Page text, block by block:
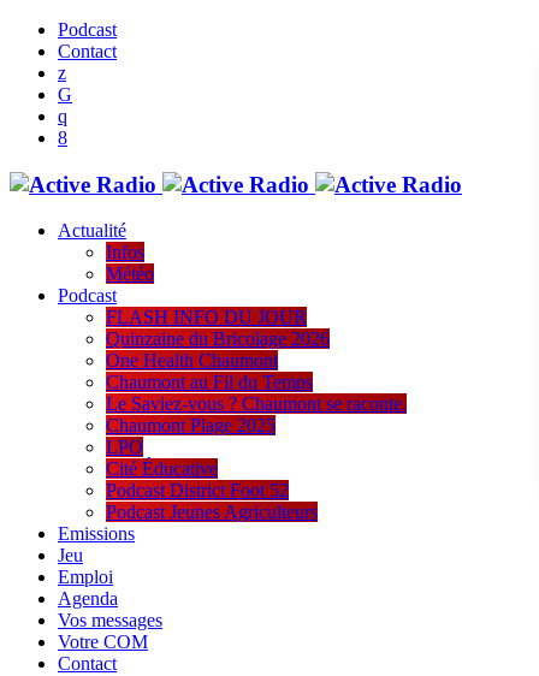
Podcast
Contact
Actualité
Infos
Météo
Podcast
FLASH INFO DU JOUR
Quinzaine du Bricolage 2026
One Health Chaumont
Chaumont au Fil du Temps
Le Saviez-vous ? Chaumont se raconte.
Chaumont Plage 2025
LPO
Cité Éducative
Podcast District Foot 52
Podcast Jeunes Agriculteurs
Emissions
Jeu
Emploi
Agenda
Vos messages
Votre COM
Contact